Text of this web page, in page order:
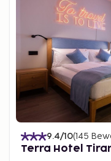
9.4/10(145
Terra Hotel